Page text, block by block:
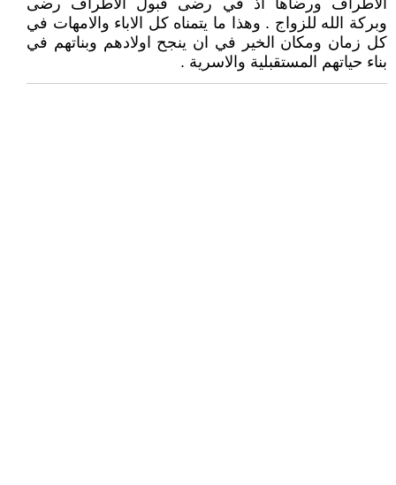
الاطراف ورضاها اذ في رضى قبول الاطراف رضى
وبركة الله للزواج . وهذا ما يتمناه كل الاباء والامهات في
كل زمان ومكان الخير في ان ينجح اولادهم وبناتهم في
بناء حياتهم المستقبلية والاسرية .